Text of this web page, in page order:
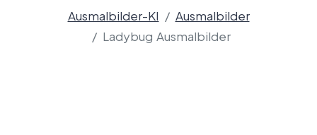
Ausmalbilder-KI
Ausmalbilder
Ladybug Ausmalbilder